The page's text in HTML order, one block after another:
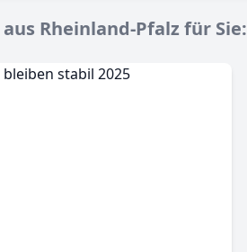
Rheinland-Pfalz für Sie: